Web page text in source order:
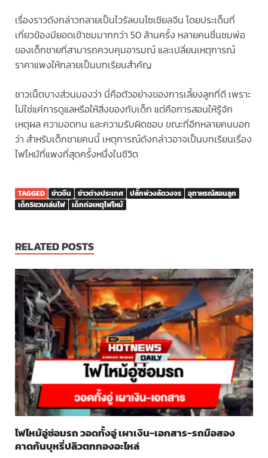
เรื่องราวดังกล่าวกลายเป็นไวรัลบนโซเชียลจีน โดยประเด็นที่
เกี่ยวข้องมียอดเข้าชมมากกว่า 50 ล้านครั้ง หลายคนชื่นชมพ่อ
ของเด็กชายที่สามารถควบคุมอารมณ์ และเปลี่ยนเหตุการณ์
ราคาแพงให้กลายเป็นบทเรียนสำคัญ
ชาวเน็ตบางส่วนมองว่า นี่คือตัวอย่างของการเลี้ยงลูกที่ดี เพราะ
ไม่ใช่แค่การดูแลหรือให้สิ่งของกับเด็ก แต่คือการสอนให้รู้จัก
เหตุผล ความอดทน และความรับผิดชอบ ขณะที่อีกหลายคนบอก
ว่า สำหรับเด็กชายคนนี้ เหตุการณ์ดังกล่าวอาจเป็นบทเรียนเรื่อง
ไฟไหม้ที่แพงที่สุดครั้งหนึ่งในชีวิต
TAGGED ข่าวจีน ข่าวต่างประเทศ ปลั๊กพ่วงลัดวงจร
อุทาหรณ์สอนลูก
เด็ก5ขวบเล่นไฟ
เด็กก่อเหตุไฟไหม้
RELATED POSTS
ไฟไหม้อู่ซ่อมรถ วอดทั้งอู่ เผาเงิน-เอกสาร-รถมือสอง
คาดก้นบุหรี่ปลิวตกกองอะไหล่